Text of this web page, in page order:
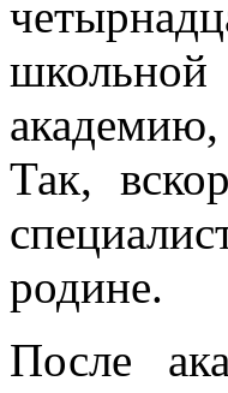
Так,
родине.
После